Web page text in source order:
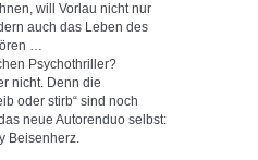
will Vorlau nicht nur
auch das Leben des
…
Psychothriller?
nicht. Denn die
oder stirb“ sind noch
neue Autorenduo selbst:
Beisenherz.